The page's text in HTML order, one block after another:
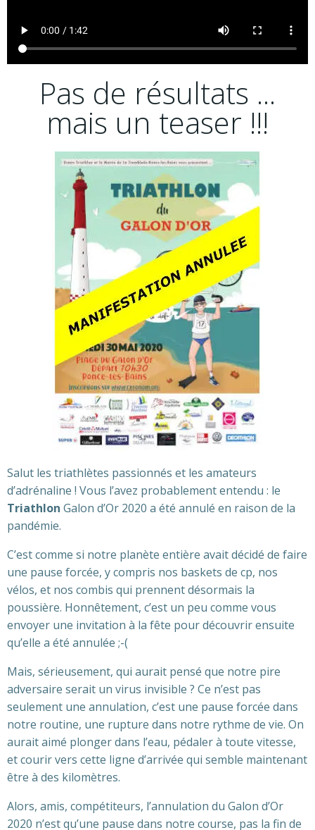
Pas de résultats ...
mais un teaser !!!
Salut les triathlètes passionnés et les amateurs
d’adrénaline ! Vous l’avez probablement entendu : le
Triathlon Galon d’Or 2020 a été annulé en raison de la
pandémie.
C’est comme si notre planète entière avait décidé de faire
une pause forcée, y compris nos baskets de cp, nos
vélos, et nos combis qui prennent désormais la
poussière. Honnêtement, c’est un peu comme vous
envoyer une invitation à la fête pour découvrir ensuite
qu’elle a été annulée ;-(
Mais, sérieusement, qui aurait pensé que notre pire
adversaire serait un virus invisible ? Ce n’est pas
seulement une annulation, c’est une pause forcée dans
notre routine, une rupture dans notre rythme de vie. On
aurait aimé plonger dans l’eau, pédaler à toute vitesse,
et courir vers cette ligne d’arrivée qui semble maintenant
être à des kilomètres.
Alors, amis, compétiteurs, l’annulation du Galon d’Or
2020 n’est qu’une pause dans notre course, pas la fin de